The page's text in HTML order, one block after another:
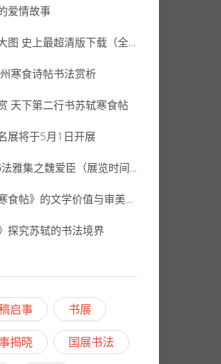
爱情故事
苏轼黄州寒食帖高清大图 史上最超清版下载（全卷709MB）
寒食诗帖书法赏析
天下第二行书苏轼寒食帖
展将于5月1日开展
2018杜甫草堂上巳书法雅集之魏爱臣（展览时间2018年4月18日-5月2日）
刘亚娇：苏轼《黄州寒食帖》的文学价值与审美价值
探究苏轼的书法境界
启事 书展
揭晓 国展书法